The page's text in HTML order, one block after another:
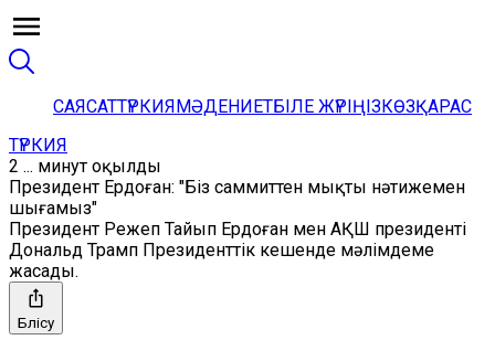
САЯСАТТҮРКИЯМӘДЕНИЕТБІЛЕ ЖҮРІҢІЗКӨЗҚАРАС
ТҮРКИЯ
2 ... минут оқылды
Президент Ердоған: "Біз саммиттен мықты нәтижемен
шығамыз"
Президент Режеп Тайып Ердоған мен АҚШ президенті
Дональд Трамп Президенттік кешенде мәлімдеме
жасады.
Бөлісу